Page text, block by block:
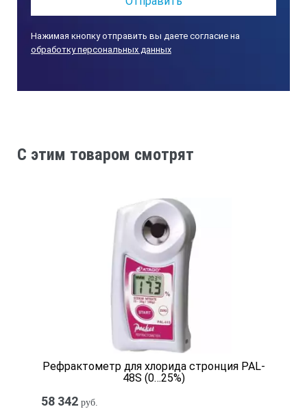
Нажимая кнопку отправить вы даете согласие на
обработку персональных данных
C этим товаром смотрят
Рефрактометр для хлорида стронция PAL-
48S (0…25%)
58 342 руб.